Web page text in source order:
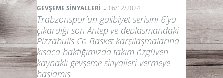
GEVŞEME SİNYALLERİ - 06/12/2024
Trabzonspor’un galibiyet serisini 6’ya
çıkardığı son Antep ve deplasmandaki
Pizzabulls Co Basket karşılaşmalarına
kısaca baktığımızda takım özgüven
kaynaklı gevşeme sinyalleri vermeye
başlamış.